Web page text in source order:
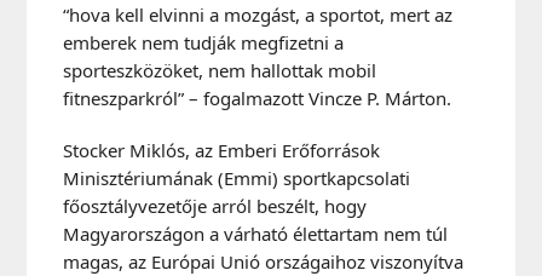
“hova kell elvinni a mozgást, a sportot, mert az
emberek nem tudják megfizetni a
sporteszközöket, nem hallottak mobil
fitneszparkról” – fogalmazott Vincze P. Márton.
Stocker Miklós, az Emberi Erőforrások
Minisztériumának (Emmi) sportkapcsolati
főosztályvezetője arról beszélt, hogy
Magyarországon a várható élettartam nem túl
magas, az Európai Unió országaihoz viszonyítva